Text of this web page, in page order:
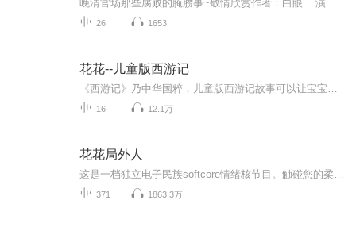
26 1653
花花--儿童版西游记
16 12.1万
花花局外人
371 1863.3万